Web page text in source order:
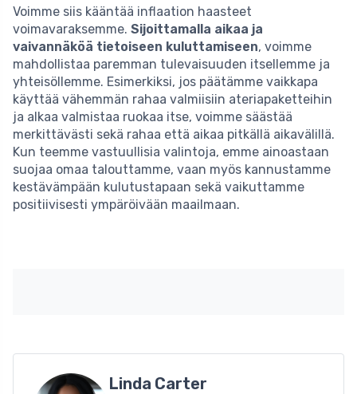
Voimme siis kääntää inflaation haasteet
voimavaraksemme. Sijoittamalla aikaa ja
vaivannäköä tietoiseen kuluttamiseen, voimme
mahdollistaa paremman tulevaisuuden itsellemme ja
yhteisöllemme. Esimerkiksi, jos päätämme vaikkapa
käyttää vähemmän rahaa valmiisiin ateriapaketteihin
ja alkaa valmistaa ruokaa itse, voimme säästää
merkittävästi sekä rahaa että aikaa pitkällä aikavälillä.
Kun teemme vastuullisia valintoja, emme ainoastaan
suojaa omaa talouttamme, vaan myös kannustamme
kestävämpään kulutustapaan sekä vaikuttamme
positiivisesti ympäröivään maailmaan.
Linda Carter